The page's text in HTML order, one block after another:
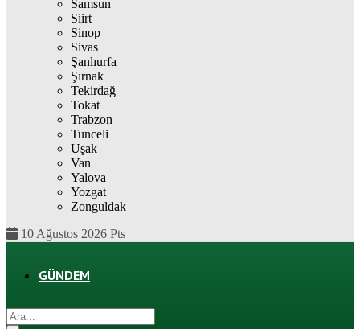
Samsun
Siirt
Sinop
Sivas
Şanlıurfa
Şırnak
Tekirdağ
Tokat
Trabzon
Tunceli
Uşak
Van
Yalova
Yozgat
Zonguldak
10 Ağustos 2026 Pts
GÜNDEM